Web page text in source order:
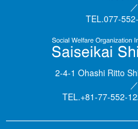
／
TEL.077-
2-4-1 Ohashi Ritto
／
TEL.+81-77-552-